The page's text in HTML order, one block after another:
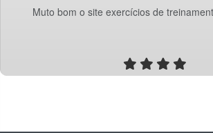
Muto bom o site exercícios de